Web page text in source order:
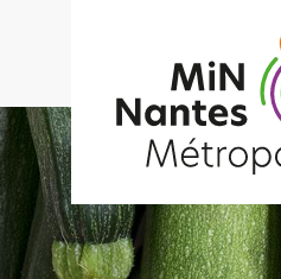
content